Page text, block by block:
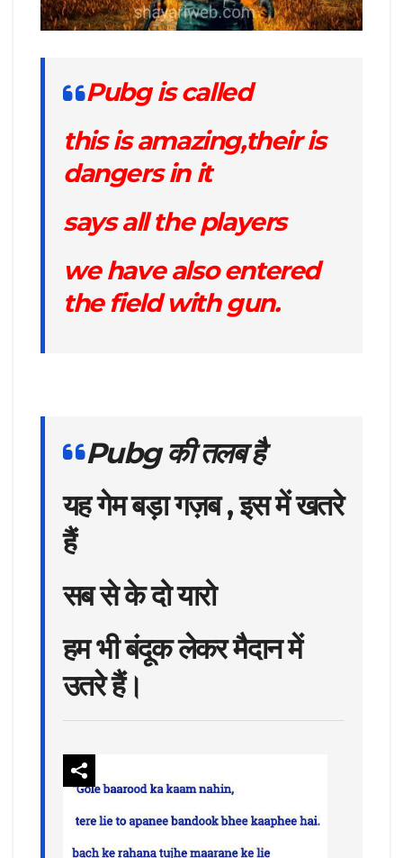
Pubg is called
this is amazing,their is
dangers in it
says all the players
we have also entered
the field with gun.
Pubg की तलब है
यह गेम बड़ा गज़ब , इस में खतरे
हैं
सब से के दो यारो
हम भी बंदूक लेकर मैदान में
उतरे हैं।